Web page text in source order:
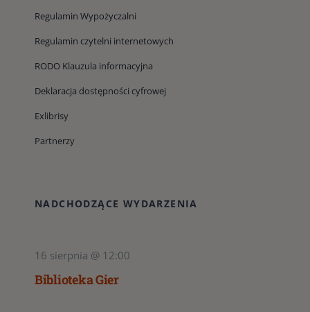
Regulamin Wypożyczalni
Regulamin czytelni internetowych
RODO Klauzula informacyjna
Deklaracja dostępności cyfrowej
Exlibrisy
Partnerzy
NADCHODZĄCE WYDARZENIA
16 sierpnia @ 12:00
Biblioteka Gier